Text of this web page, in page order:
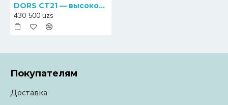
DORS CT21 — высокоскоростной 2D-сканер штрих-кодов нового поколения
430 500 uzs
Покупателям
Доставка